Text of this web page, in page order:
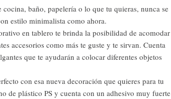
baño, papelería o lo que tu quieras, nunca se
estilo minimalista como ahora.
en tablero te brinda la posibilidad de acomodar
accesorios como más te guste y te sirvan. Cuenta
que te ayudarán a colocar diferentes objetos
con esa nueva decoración que quieres para tu
de plástico PS y cuenta con un adhesivo muy fuerte